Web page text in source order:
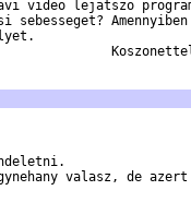
video lejatszo
valasz, de azert